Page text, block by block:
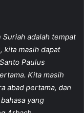
Suriah adalah tempat
kita masih dapat
Paulus
Kita masih
abad pertama, dan
yang